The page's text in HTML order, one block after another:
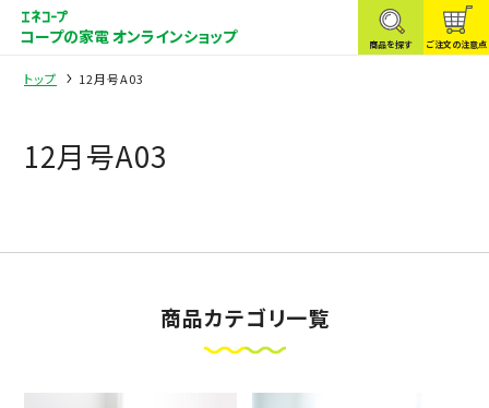
コープの家電 オンラインショップ 商品を探す ご注文の注意点
トップ 12月号A03
12月号A03
商品カテゴリ一覧